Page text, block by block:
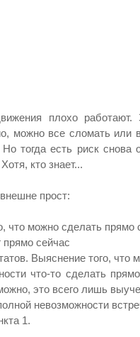
плохо
можно все сломать или
Но тогда есть риск
кто знает...
прост:
что можно сделать прямо
сейчас
Выяснение того,
что-то сделать
это всего лишь
невозможности
1.